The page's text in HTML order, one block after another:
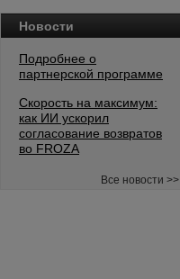
Новости
Подробнее о
партнерской программе
Скорость на максимум:
как ИИ ускорил
согласование возвратов
во FROZA
Все новости >>